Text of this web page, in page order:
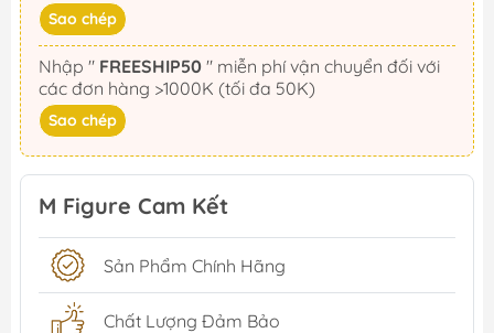
Sao chép
Nhập " FREESHIP50
các đơn hàng >1000K (tối đa 50K)
Sao chép
M Figure Cam Kết
Sản Phẩm Chính Hãng
Chất Lượng Đảm Bảo